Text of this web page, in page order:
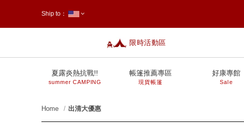
限時活動區
Ship to：
夏露炎熱抗戰!!
summer CAMPING
帳篷推薦專區
現貨帳篷
好康專館
Sale
Home 出清大優惠
prev